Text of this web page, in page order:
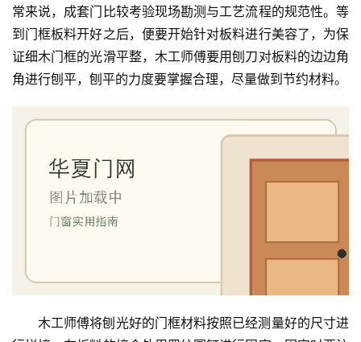
页
入
户
门
常来说，成套门比较考验现场勘测与工艺流程的规范性。等
到门框板料开好之后，便要开始针对板料进行美容了，为保
证细木门框的光滑平整，木工师傅要用刨刀对板料的边边角
角进行刨平，刨平的力度要掌握合理，尽量做到节约材料。
木工师傅将刨光好的门框材料按照已经测量好的尺寸进